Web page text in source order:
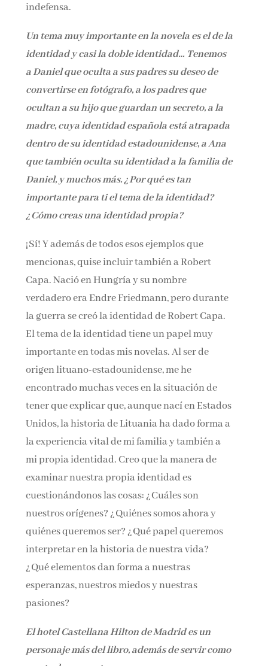
indefensa.
Un tema muy importante en la novela es el de la
identidad y casi la doble identidad… Tenemos
a Daniel que oculta a sus padres su deseo de
convertirse en fotógrafo, a los padres que
ocultan a su hijo que guardan un secreto, a la
madre, cuya identidad española está atrapada
dentro de su identidad estadounidense, a Ana
que también oculta su identidad a la familia de
Daniel, y muchos más. ¿Por qué es tan
importante para ti el tema de la identidad?
¿Cómo creas una identidad propia?
¡Sí! Y además de todos esos ejemplos que
mencionas, quise incluir también a Robert
Capa. Nació en Hungría y su nombre
verdadero era Endre Friedmann, pero durante
la guerra se creó la identidad de Robert Capa.
El tema de la identidad tiene un papel muy
importante en todas mis novelas. Al ser de
origen lituano-estadounidense, me he
encontrado muchas veces en la situación de
tener que explicar que, aunque nací en Estados
Unidos, la historia de Lituania ha dado forma a
la experiencia vital de mi familia y también a
mi propia identidad. Creo que la manera de
examinar nuestra propia identidad es
cuestionándonos las cosas: ¿Cuáles son
nuestros orígenes? ¿Quiénes somos ahora y
quiénes queremos ser? ¿Qué papel queremos
interpretar en la historia de nuestra vida?
¿Qué elementos dan forma a nuestras
esperanzas, nuestros miedos y nuestras
pasiones?
El hotel Castellana Hilton de Madrid es un
personaje más del libro, además de servir como